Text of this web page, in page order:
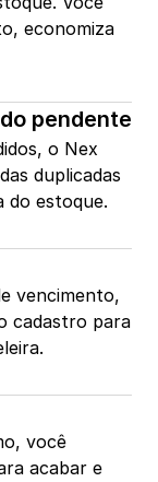
economiza
pendente
o Nex
duplicadas
do estoque.
vencimento,
cadastro para
você
acabar e